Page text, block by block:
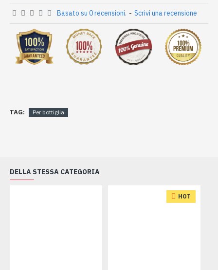
Basato su 0 recensioni. - Scrivi una recensione
TAG: Per bottiglia
DELLA STESSA CATEGORIA
HOT